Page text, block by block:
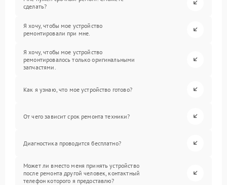
сделать?
Я хочу, чтобы мое устройство
ремонтировали при мне.
Я хочу, чтобы мое устройство
ремонтировалось только оригинальными
запчастями.
Как я узнаю, что мое устройство готово?
От чего зависит срок ремонта техники?
Диагностика проводится бесплатно?
Может ли вместо меня принять устройство
после ремонта другой человек, контактный
телефон которого я предоставлю?